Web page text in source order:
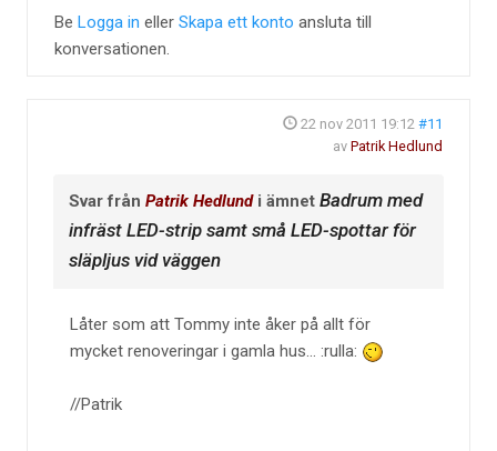
Be Logga in eller Skapa ett konto ansluta till
konversationen.
22 nov 2011 19:12 #11
av Patrik Hedlund
Svar från Patrik Hedlundi ämnet Badrum med
infräst LED-strip samt små LED-spottar för
släpljus vid väggen
Låter som att Tommy inte åker på allt för
mycket renoveringar i gamla hus... :rulla:
//Patrik